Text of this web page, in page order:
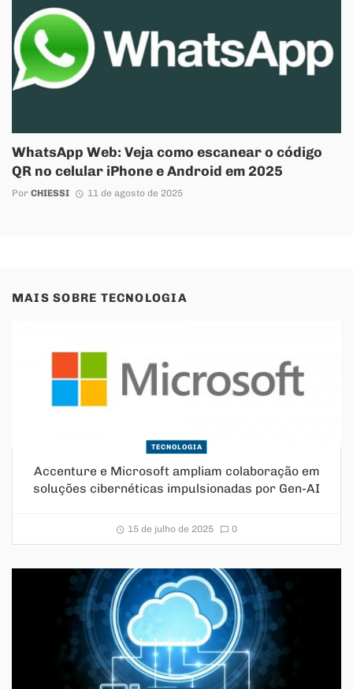
WhatsApp Web: Veja como escanear o código
QR no celular iPhone e Android em 2025
Por CHIESSI 11 de agosto de 2025
MAIS SOBRE TECNOLOGIA
TECNOLOGIA
Accenture e Microsoft ampliam colaboração em
soluções cibernéticas impulsionadas por Gen-AI
15 de julho de 2025 0